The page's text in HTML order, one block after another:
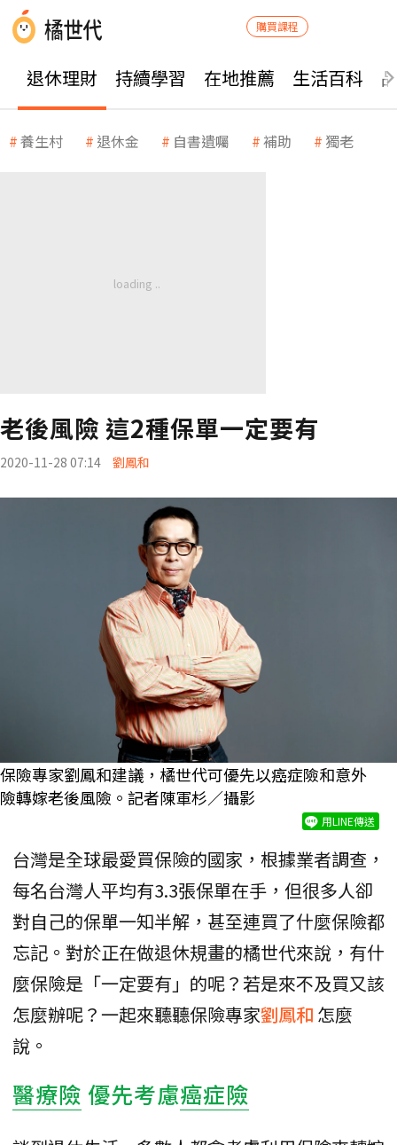
購買課程
退休理財 持續學習 在地推薦 生活百科
養生村 退休金 自書遺囑 補助 獨老
老後風險 這2種保單一定要有
2020-11-28 07:14 劉鳳和
保險專家劉鳳和建議，橘世代可優先以癌症險和意外
險轉嫁老後風險。記者陳軍杉／攝影
用LINE傳送
台灣是全球最愛買保險的國家，根據業者調查，
每名台灣人平均有3.3張保單在手，但很多人卻
對自己的保單一知半解，甚至連買了什麼保險都
忘記。對於正在做退休規畫的橘世代來說，有什
麼保險是「一定要有」的呢？若是來不及買又該
怎麼辦呢？一起來聽聽保險專家劉鳳和 怎麼
說。
醫療險 優先考慮癌症險